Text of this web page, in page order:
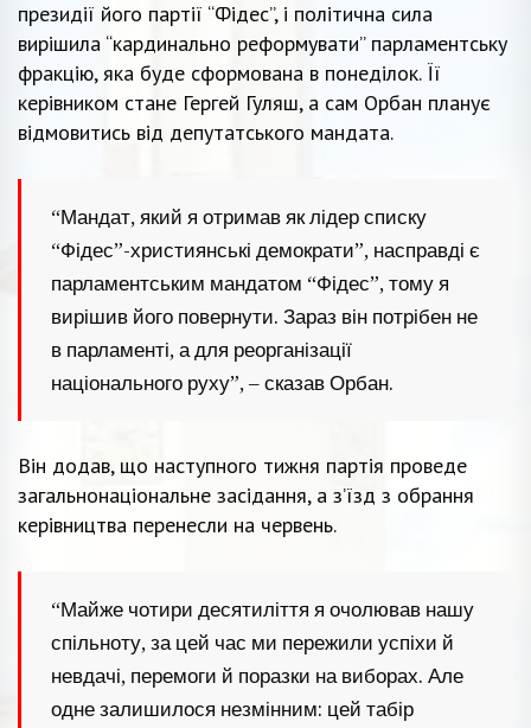
президії його партії “Фідес”, і політична сила
вирішила “кардинально реформувати” парламентську
фракцію, яка буде сформована в понеділок. Її
керівником стане Гергей Гуляш, а сам Орбан планує
відмовитись від депутатського мандата.
“Мандат, який я отримав як лідер списку
“Фідес”-християнські демократи”, насправді є
парламентським мандатом “Фідес”, тому я
вирішив його повернути. Зараз він потрібен не
в парламенті, а для реорганізації
національного руху”, – сказав Орбан.
Він додав, що наступного тижня партія проведе
загальнонаціональне засідання, а з’їзд з обрання
керівництва перенесли на червень.
“Майже чотири десятиліття я очолював нашу
спільноту, за цей час ми пережили успіхи й
невдачі, перемоги й поразки на виборах. Але
одне залишилося незмінним: цей табір